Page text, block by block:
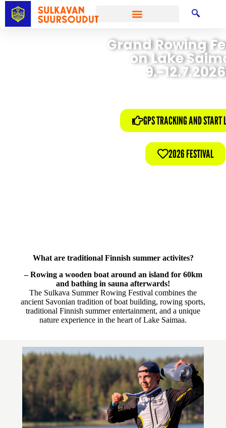
Grand Rowing
on Lake
9.-12.7.2026
GPS TRACKING AND START
2026 FESTIVAL
What are traditional Finnish summer activites?
– Rowing a wooden boat around an island for 60km
and bathing in sauna afterwards!
The Sulkava Summer Rowing Festival combines the
ancient Savonian tradition of boat building, rowing sports,
traditional Finnish summer entertainment, and a unique
nature experience in the heart of Lake Saimaa.